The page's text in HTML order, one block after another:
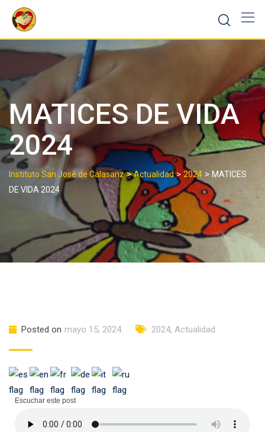
content
MATICES DE VIDA
2024
Instituto San José de Calasanz>Actualidad> 2024 > MATICES
DE VIDA 2024
Posted on mayo 15, 2024 2024, Actualidad
Escuchar este post